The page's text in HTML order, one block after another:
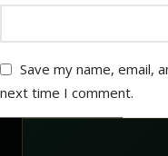
Save my name, email,
next time I comment.